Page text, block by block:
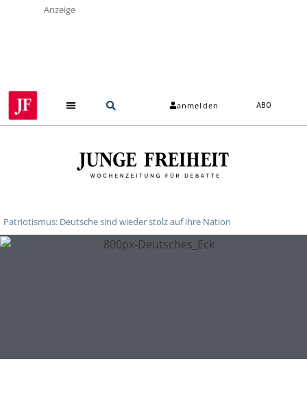
Anzeige
anmelden ABO
Patriotismus: Deutsche sind wieder stolz auf ihre Nation